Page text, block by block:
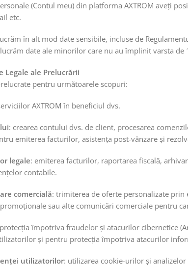
(Contul meu) din platforma AXTROM aveți
etc.
în alt mod date sensibile, incluse de
date ale minorilor care nu au împlinit varsta de
Legale ale Prelucrării
pentru următoarele scopuri:
AXTROM în beneficiul dvs.
: crearea contului dvs. de client, procesarea
emiterea facturilor, asistența post-vânzare și
legale: emiterea facturilor, raportarea fiscală,
contabile.
comercială: trimiterea de oferte personalizate prin
sau alte comunicări comerciale pentru
împotriva fraudelor și atacurilor cibernetice
și pentru protecția împotriva atacurilor
utilizatorilor: utilizarea cookie-urilor și